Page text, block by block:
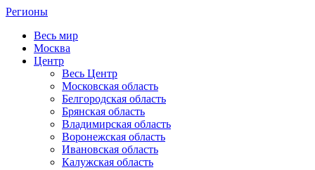
Регионы
Весь мир
Москва
Центр
Весь Центр
Московская область
Белгородская область
Брянская область
Владимирская область
Воронежская область
Ивановская область
Калужская область